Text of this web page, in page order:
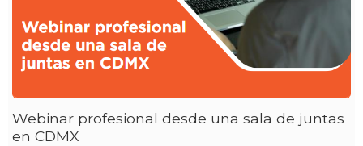
Webinar profesional desde una sala de juntas
en CDMX